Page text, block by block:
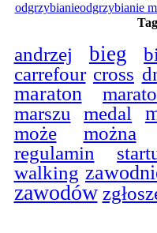
odgrzybianieodgrzybianie
andrzej bieg
carrefour cross
maraton
marszu medal
może
można
regulamin
walking
zawodów